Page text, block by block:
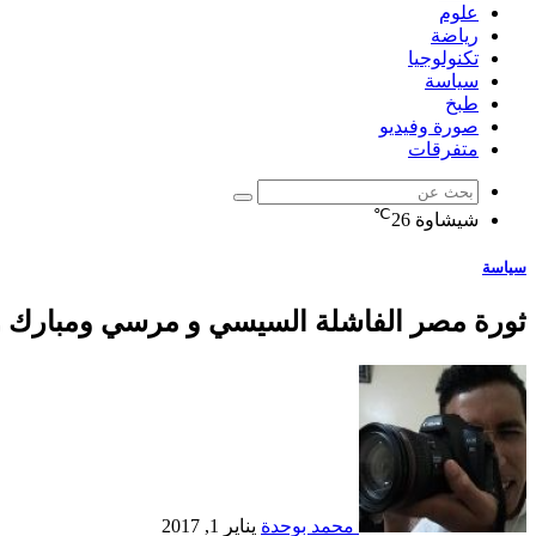
علوم
رياضة
تكنولوجيا
سياسة
طبخ
صورة وفيديو
متفرقات
شيشاوة 26
℃
سياسة
ثورة مصر الفاشلة السيسي و مرسي ومبارك
محمد بوحدة يناير 1, 2017